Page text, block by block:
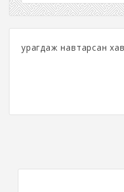
урагдаж навтарсан